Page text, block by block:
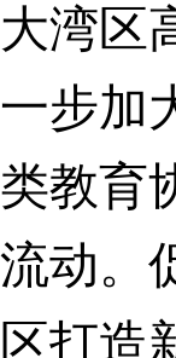
大湾区
一步加
类教育
流动。
区打造